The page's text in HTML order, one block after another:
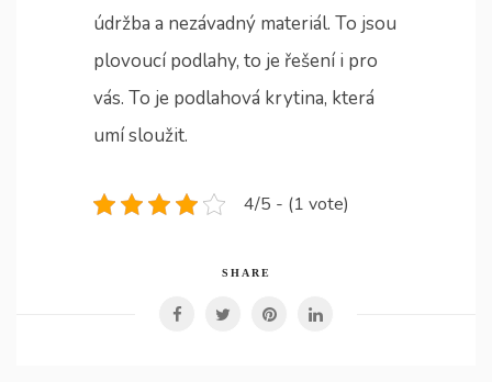
údržba a nezávadný materiál. To jsou
plovoucí podlahy, to je řešení i pro
vás. To je podlahová krytina, která
umí sloužit.
4/5 - (1 vote)
SHARE